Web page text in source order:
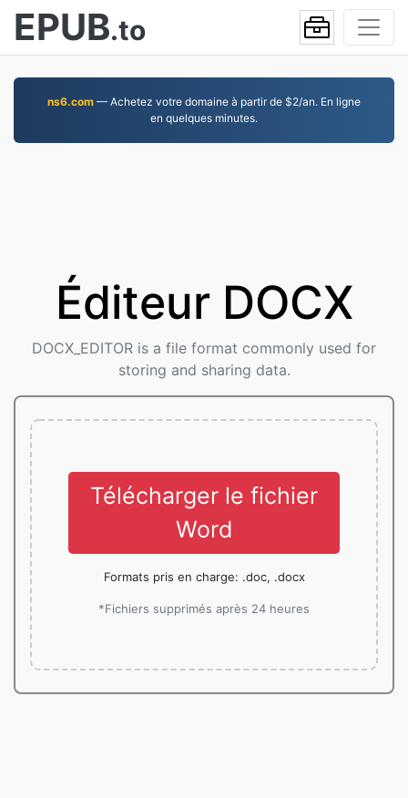
EPUB.to
ns6.com — Achetez votre domaine à partir de $2/an. En ligne
en quelques minutes.
Éditeur DOCX
DOCX_EDITOR is a file format commonly used for
storing and sharing data.
Télécharger le fichier
Word
Formats pris en charge: .doc, .docx
*Fichiers supprimés après 24 heures